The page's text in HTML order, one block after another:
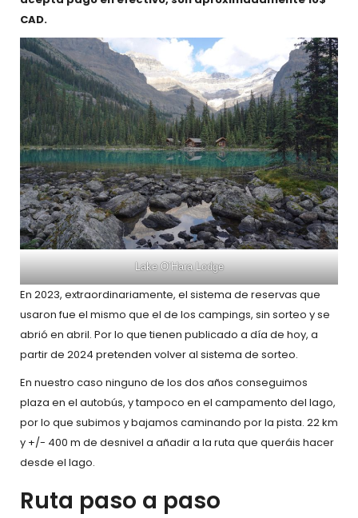
CAD.
Lake O’Hara Lodge
En 2023, extraordinariamente, el sistema de reservas que
usaron fue el mismo que el de los campings, sin sorteo y se
abrió en abril. Por lo que tienen publicado a día de hoy, a
partir de 2024 pretenden volver al sistema de sorteo.
En nuestro caso ninguno de los dos años conseguimos
plaza en el autobús, y tampoco en el campamento del lago,
por lo que subimos y bajamos caminando por la pista. 22 km
y +/- 400 m de desnivel a añadir a la ruta que queráis hacer
desde el lago.
Ruta paso a paso